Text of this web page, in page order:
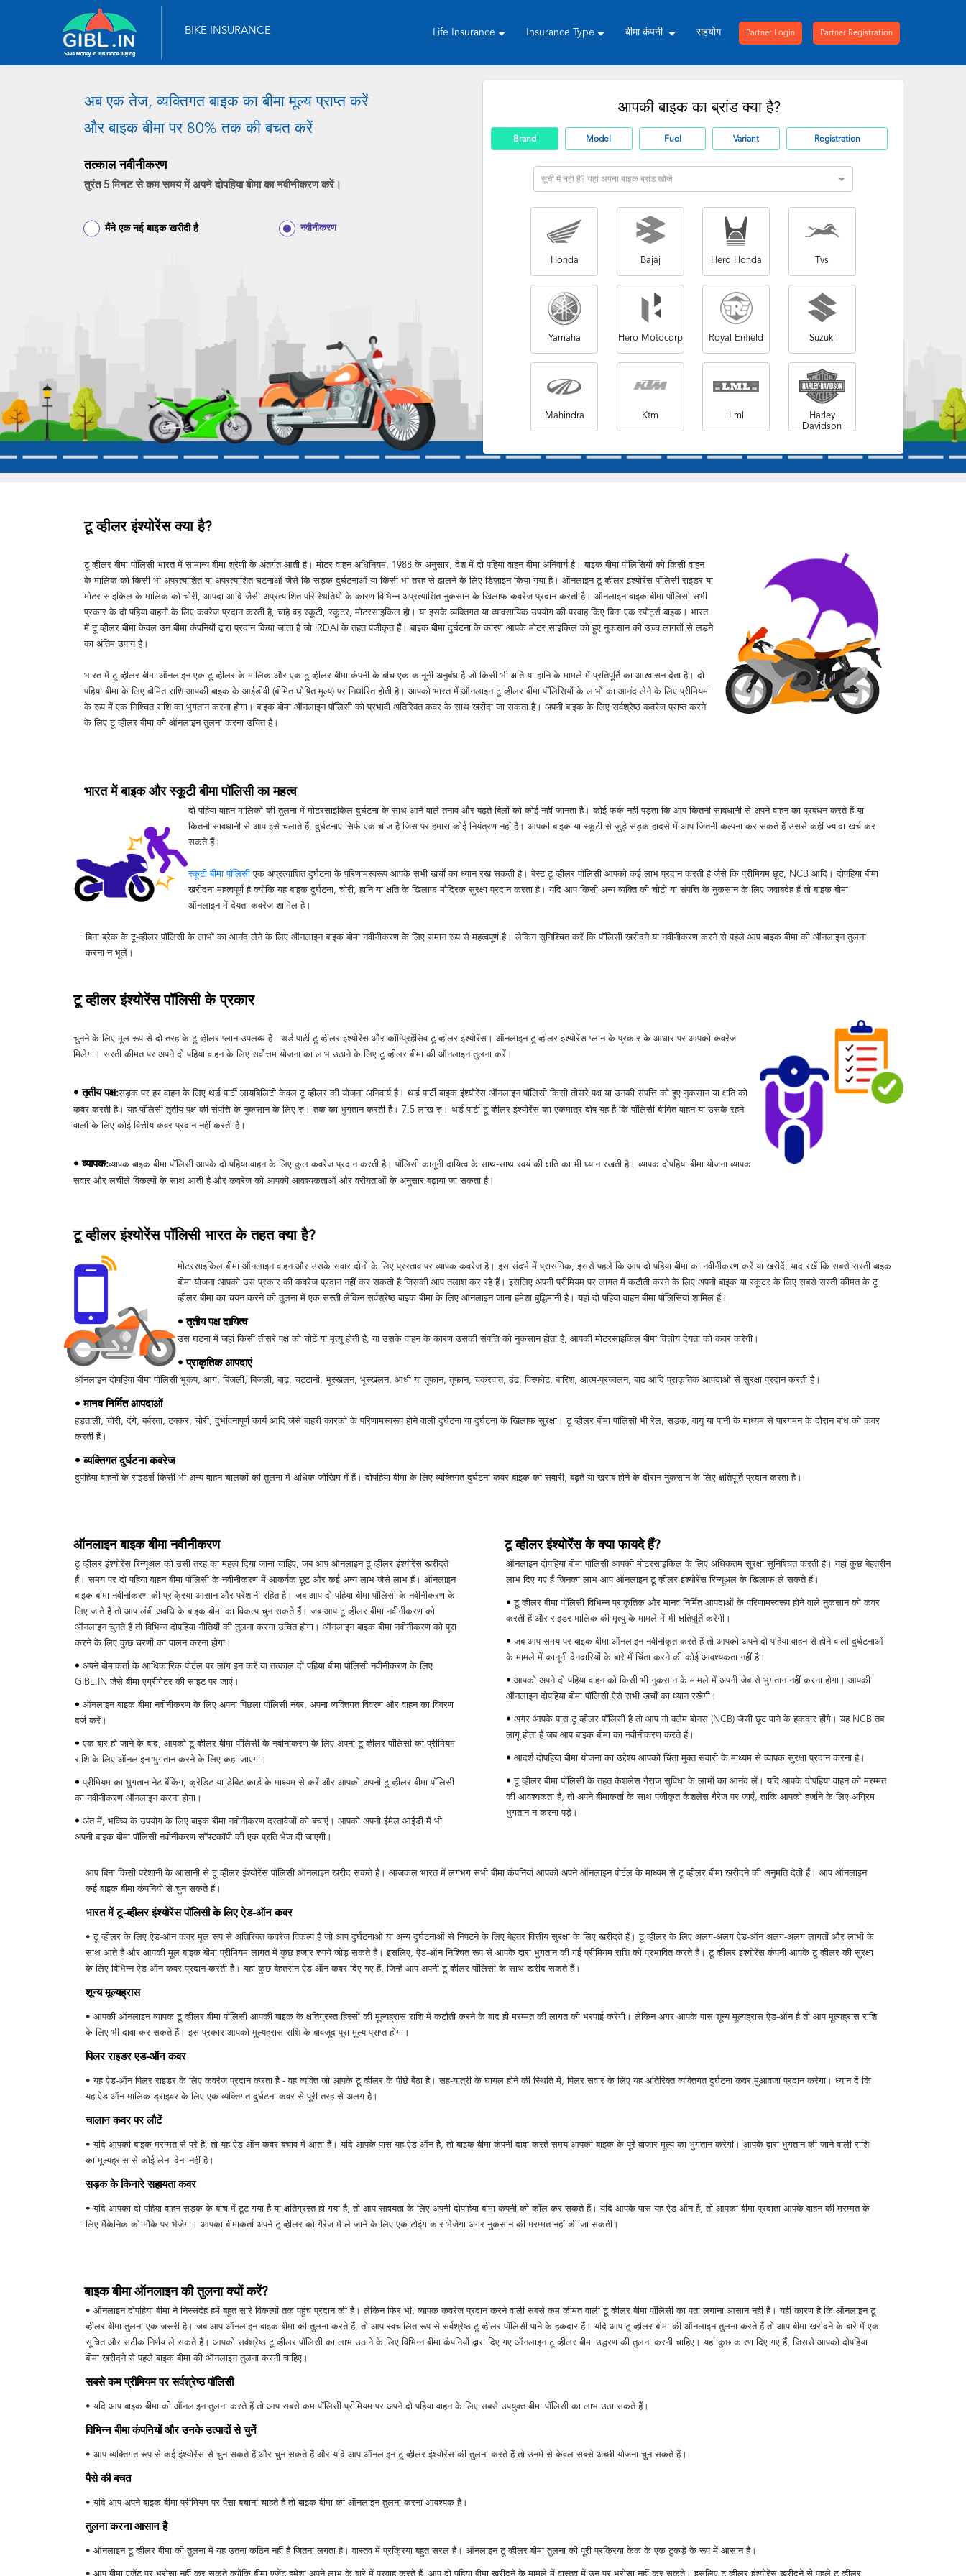
BIKE INSURANCE Life Insurance Insurance Type बीमा कंपनी सहयोग Partner Login Partner Registration
X
अब एक तेज, व्यक्तिगत बाइक का बीमा मूल्य प्राप्त करें
और बाइक बीमा पर 80% तक की बचत करें
तत्काल नवीनीकरण
तुरंत 5 मिनट से कम समय में अपने दोपहिया बीमा का नवीनीकरण करें।
मैंने एक नई बाइक खरीदी है नवीनीकरण
आपकी बाइक का ब्रांड क्या है?
Brand Model Fuel Variant Registration
सूची में नहीं है? यहां अपना बाइक ब्रांड खोजें
Honda Bajaj Hero Honda Tvs
Yamaha Hero Motocorp Royal Enfield Suzuki
Mahindra Ktm Lml
Harley
Davidson
टू व्हीलर इंश्योरेंस क्या है?
टू व्हीलर बीमा पॉलिसी भारत में सामान्य बीमा श्रेणी के अंतर्गत आती है। मोटर वाहन अधिनियम, 1988 के अनुसार, देश में दो पहिया वाहन बीमा अनिवार्य है। बाइक बीमा पॉलिसियों को किसी वाहन
के मालिक को किसी भी अप्रत्याशित या अप्रत्याशित घटनाओं जैसे कि सड़क दुर्घटनाओं या किसी भी तरह से ढालने के लिए डिज़ाइन किया गया है। ऑनलाइन टू व्हीलर इंश्योरेंस पॉलिसी राइडर या
मोटर साइकिल के मालिक को चोरी, आपदा आदि जैसी अप्रत्याशित परिस्थितियों के कारण विभिन्न अप्रत्याशित नुकसान के खिलाफ कवरेज प्रदान करती है। ऑनलाइन बाइक बीमा पॉलिसी सभी
प्रकार के दो पहिया वाहनों के लिए कवरेज प्रदान करती है, चाहे वह स्कूटी, स्कूटर, मोटरसाइकिल हो। या इसके व्यक्तिगत या व्यावसायिक उपयोग की परवाह किए बिना एक स्पोर्ट्स बाइक। भारत
में टू व्हीलर बीमा केवल उन बीमा कंपनियों द्वारा प्रदान किया जाता है जो IRDAI के तहत पंजीकृत हैं। बाइक बीमा दुर्घटना के कारण आपके मोटर साइकिल को हुए नुकसान की उच्च लागतों से लड़ने
का अंतिम उपाय है।
भारत में टू व्हीलर बीमा ऑनलाइन एक टू व्हीलर के मालिक और एक टू व्हीलर बीमा कंपनी के बीच एक कानूनी अनुबंध है जो किसी भी क्षति या हानि के मामले में प्रतिपूर्ति का आश्वासन देता है। दो
पहिया बीमा के लिए बीमित राशि आपकी बाइक के आईडीवी (बीमित घोषित मूल्य) पर निर्धारित होती है। आपको भारत में ऑनलाइन टू व्हीलर बीमा पॉलिसियों के लाभों का आनंद लेने के लिए प्रीमियम
के रूप में एक निश्चित राशि का भुगतान करना होगा। बाइक बीमा ऑनलाइन पॉलिसी को प्रभावी अतिरिक्त कवर के साथ खरीदा जा सकता है। अपनी बाइक के लिए सर्वश्रेष्ठ कवरेज प्राप्त करने
के लिए टू व्हीलर बीमा की ऑनलाइन तुलना करना उचित है।
भारत में बाइक और स्कूटी बीमा पॉलिसी का महत्व
दो पहिया वाहन मालिकों की तुलना में मोटरसाइकिल दुर्घटना के साथ आने वाले तनाव और बढ़ते बिलों को कोई नहीं जानता है। कोई फर्क नहीं पड़ता कि आप कितनी सावधानी से अपने वाहन का प्रबंधन करते हैं या
कितनी सावधानी से आप इसे चलाते हैं, दुर्घटनाएं सिर्फ एक चीज है जिस पर हमारा कोई नियंत्रण नहीं है। आपकी बाइक या स्कूटी से जुड़े सड़क हादसे में आप जितनी कल्पना कर सकते हैं उससे कहीं ज्यादा खर्च कर
सकते हैं।
स्कूटी बीमा पॉलिसीएक अप्रत्याशित दुर्घटना के परिणामस्वरूप आपके सभी खर्चों का ध्यान रख सकती है। बेस्ट टू व्हीलर पॉलिसी आपको कई लाभ प्रदान करती है जैसे कि प्रीमियम छूट, NCB आदि। दोपहिया बीमा
खरीदना महत्वपूर्ण है क्योंकि यह बाइक दुर्घटना, चोरी, हानि या क्षति के खिलाफ मौद्रिक सुरक्षा प्रदान करता है। यदि आप किसी अन्य व्यक्ति की चोटों या संपत्ति के नुकसान के लिए जवाबदेह हैं तो बाइक बीमा
ऑनलाइन में देयता कवरेज शामिल है।
बिना ब्रेक के टू-व्हीलर पॉलिसी के लाभों का आनंद लेने के लिए ऑनलाइन बाइक बीमा नवीनीकरण के लिए समान रूप से महत्वपूर्ण है। लेकिन सुनिश्चित करें कि पॉलिसी खरीदने या नवीनीकरण करने से पहले आप बाइक बीमा की ऑनलाइन तुलना
करना न भूलें।
टू व्हीलर इंश्योरेंस पॉलिसी के प्रकार
चुनने के लिए मूल रूप से दो तरह के टू व्हीलर प्लान उपलब्ध हैं - थर्ड पार्टी टू व्हीलर इंश्योरेंस और कॉम्प्रिहेंसिव टू व्हीलर इंश्योरेंस। ऑनलाइन टू व्हीलर इंश्योरेंस प्लान के प्रकार के आधार पर आपको कवरेज
मिलेगा। सस्ती कीमत पर अपने दो पहिया वाहन के लिए सर्वोत्तम योजना का लाभ उठाने के लिए टू व्हीलर बीमा की ऑनलाइन तुलना करें।
• तृतीय पक्ष:सड़क पर हर वाहन के लिए थर्ड पार्टी लायबिलिटी केवल टू व्हीलर की योजना अनिवार्य है। थर्ड पार्टी बाइक इंश्योरेंस ऑनलाइन पॉलिसी किसी तीसरे पक्ष या उनकी संपत्ति को हुए नुकसान या क्षति को
कवर करती है। यह पॉलिसी तृतीय पक्ष की संपत्ति के नुकसान के लिए रु। तक का भुगतान करती है। 7.5 लाख रु। थर्ड पार्टी टू व्हीलर इंश्योरेंस का एकमात्र दोष यह है कि पॉलिसी बीमित वाहन या उसके रहने
वालों के लिए कोई वित्तीय कवर प्रदान नहीं करती है।
• व्यापक:व्यापक बाइक बीमा पॉलिसी आपके दो पहिया वाहन के लिए कुल कवरेज प्रदान करती है। पॉलिसी कानूनी दायित्व के साथ-साथ स्वयं की क्षति का भी ध्यान रखती है। व्यापक दोपहिया बीमा योजना व्यापक
सवार और लचीले विकल्पों के साथ आती है और कवरेज को आपकी आवश्यकताओं और वरीयताओं के अनुसार बढ़ाया जा सकता है।
टू व्हीलर इंश्योरेंस पॉलिसी भारत के तहत क्या है?
मोटरसाइकिल बीमा ऑनलाइन वाहन और उसके सवार दोनों के लिए प्रस्ताव पर व्यापक कवरेज है। इस संदर्भ में प्रासंगिक, इससे पहले कि आप दो पहिया बीमा का नवीनीकरण करें या खरीदें, याद रखें कि सबसे सस्ती बाइक
बीमा योजना आपको उस प्रकार की कवरेज प्रदान नहीं कर सकती है जिसकी आप तलाश कर रहे हैं। इसलिए अपनी प्रीमियम पर लागत में कटौती करने के लिए अपनी बाइक या स्कूटर के लिए सबसे सस्ती कीमत के टू
व्हीलर बीमा का चयन करने की तुलना में एक सस्ती लेकिन सर्वश्रेष्ठ बाइक बीमा के लिए ऑनलाइन जाना हमेशा बुद्धिमानी है। यहां दो पहिया वाहन बीमा पॉलिसियां ​​शामिल हैं।
• तृतीय पक्ष दायित्व
उस घटना में जहां किसी तीसरे पक्ष को चोटें या मृत्यु होती है, या उसके वाहन के कारण उसकी संपत्ति को नुकसान होता है, आपकी मोटरसाइकिल बीमा वित्तीय देयता को कवर करेगी।
• प्राकृतिक आपदाएं
ऑनलाइन दोपहिया बीमा पॉलिसी भूकंप, आग, बिजली, बिजली, बाढ़, चट्टानों, भूस्खलन, भूस्खलन, आंधी या तूफान, तूफान, चक्रवात, ठंढ, विस्फोट, बारिश, आत्म-प्रज्वलन, बाढ़ आदि प्राकृतिक आपदाओं से सुरक्षा प्रदान करती हैं।
• मानव निर्मित आपदाओं
हड़ताली, चोरी, दंगे, बर्बरता, टक्कर, चोरी, दुर्भावनापूर्ण कार्य आदि जैसे बाहरी कारकों के परिणामस्वरूप होने वाली दुर्घटना या दुर्घटना के खिलाफ सुरक्षा। टू व्हीलर बीमा पॉलिसी भी रेल, सड़क, वायु या पानी के माध्यम से पारगमन के दौरान बांध को कवर
करती हैं।
• व्यक्तिगत दुर्घटना कवरेज
दुपहिया वाहनों के राइडर्स किसी भी अन्य वाहन चालकों की तुलना में अधिक जोखिम में हैं। दोपहिया बीमा के लिए व्यक्तिगत दुर्घटना कवर बाइक की सवारी, बढ़ते या खराब होने के दौरान नुकसान के लिए क्षतिपूर्ति प्रदान करता है।
ऑनलाइन बाइक बीमा नवीनीकरण
टू व्हीलर इंश्योरेंस रिन्यूअल को उसी तरह का महत्व दिया जाना चाहिए, जब आप ऑनलाइन टू व्हीलर इंश्योरेंस खरीदते
हैं। समय पर दो पहिया वाहन बीमा पॉलिसी के नवीनीकरण में आकर्षक छूट और कई अन्य लाभ जैसे लाभ हैं। ऑनलाइन
बाइक बीमा नवीनीकरण की प्रक्रिया आसान और परेशानी रहित है। जब आप दो पहिया बीमा पॉलिसी के नवीनीकरण के
लिए जाते हैं तो आप लंबी अवधि के बाइक बीमा का विकल्प चुन सकते हैं। जब आप टू व्हीलर बीमा नवीनीकरण को
ऑनलाइन चुनते हैं तो विभिन्न दोपहिया नीतियों की तुलना करना उचित होगा। ऑनलाइन बाइक बीमा नवीनीकरण को पूरा
करने के लिए कुछ चरणों का पालन करना होगा।
• अपने बीमाकर्ता के आधिकारिक पोर्टल पर लॉग इन करें या तत्काल दो पहिया बीमा पॉलिसी नवीनीकरण के लिए
GIBL.IN जैसे बीमा एग्रीगेटर की साइट पर जाएं।
• ऑनलाइन बाइक बीमा नवीनीकरण के लिए अपना पिछला पॉलिसी नंबर, अपना व्यक्तिगत विवरण और वाहन का विवरण
दर्ज करें।
•एक बार हो जाने के बाद, आपको टू व्हीलर बीमा पॉलिसी के नवीनीकरण के लिए अपनी टू व्हीलर पॉलिसी की प्रीमियम
राशि के लिए ऑनलाइन भुगतान करने के लिए कहा जाएगा।
•प्रीमियम का भुगतान नेट बैंकिंग, क्रेडिट या डेबिट कार्ड के माध्यम से करें और आपको अपनी टू व्हीलर बीमा पॉलिसी
का नवीनीकरण ऑनलाइन करना होगा।
• अंत में, भविष्य के उपयोग के लिए बाइक बीमा नवीनीकरण दस्तावेजों को बचाएं। आपको अपनी ईमेल आईडी में भी
अपनी बाइक बीमा पॉलिसी नवीनीकरण सॉफ्टकॉपी की एक प्रति भेज दी जाएगी।
टू व्हीलर इंश्योरेंस के क्या फायदे हैं?
ऑनलाइन दोपहिया बीमा पॉलिसी आपकी मोटरसाइकिल के लिए अधिकतम सुरक्षा सुनिश्चित करती है। यहां कुछ बेहतरीन
लाभ दिए गए हैं जिनका लाभ आप ऑनलाइन टू व्हीलर इंश्योरेंस रिन्यूअल के खिलाफ ले सकते हैं।
•टू व्हीलर बीमा पॉलिसी विभिन्न प्राकृतिक और मानव निर्मित आपदाओं के परिणामस्वरूप होने वाले नुकसान को कवर
करती हैं और राइडर-मालिक की मृत्यु के मामले में भी क्षतिपूर्ति करेगी।
•जब आप समय पर बाइक बीमा ऑनलाइन नवीनीकृत करते हैं तो आपको अपने दो पहिया वाहन से होने वाली दुर्घटनाओं
के मामले में कानूनी देनदारियों के बारे में चिंता करने की कोई आवश्यकता नहीं है।
• आपको अपने दो पहिया वाहन को किसी भी नुकसान के मामले में अपनी जेब से भुगतान नहीं करना होगा। आपकी
ऑनलाइन दोपहिया बीमा पॉलिसी ऐसे सभी खर्चों का ध्यान रखेगी।
• अगर आपके पास टू व्हीलर पॉलिसी है तो आप नो क्लेम बोनस (NCB) जैसी छूट पाने के हकदार होंगे। यह NCB तब
लागू होता है जब आप बाइक बीमा का नवीनीकरण करते हैं।
• आदर्श दोपहिया बीमा योजना का उद्देश्य आपको चिंता मुक्त सवारी के माध्यम से व्यापक सुरक्षा प्रदान करना है।
•टू व्हीलर बीमा पॉलिसी के तहत कैशलेस गैराज सुविधा के लाभों का आनंद लें। यदि आपके दोपहिया वाहन को मरम्मत
की आवश्यकता है, तो अपने बीमाकर्ता के साथ पंजीकृत कैशलेस गैरेज पर जाएँ, ताकि आपको हर्जाने के लिए अग्रिम
भुगतान न करना पड़े।
आप बिना किसी परेशानी के आसानी से टू व्हीलर इंश्योरेंस पॉलिसी ऑनलाइन खरीद सकते हैं। आजकल भारत में लगभग सभी बीमा कंपनियां आपको अपने ऑनलाइन पोर्टल के माध्यम से टू व्हीलर बीमा खरीदने की अनुमति देती हैं। आप ऑनलाइन
कई बाइक बीमा कंपनियों से चुन सकते हैं।
भारत में टू-व्हीलर इंश्योरेंस पॉलिसी के लिए ऐड-ऑन कवर
• टू व्हीलर के लिए ऐड-ऑन कवर मूल रूप से अतिरिक्त कवरेज विकल्प हैं जो आप दुर्घटनाओं या अन्य दुर्घटनाओं से निपटने के लिए बेहतर वित्तीय सुरक्षा के लिए खरीदते हैं। टू व्हीलर के लिए अलग-अलग ऐड-ऑन अलग-अलग लागतों और लाभों के
साथ आते हैं और आपकी मूल बाइक बीमा प्रीमियम लागत में कुछ हजार रुपये जोड़ सकते हैं। इसलिए, ऐड-ऑन निश्चित रूप से आपके द्वारा भुगतान की गई प्रीमियम राशि को प्रभावित करते हैं। टू व्हीलर इंश्योरेंस कंपनी आपके टू व्हीलर की सुरक्षा
के लिए विभिन्न ऐड-ऑन कवर प्रदान करती है। यहां कुछ बेहतरीन ऐड-ऑन कवर दिए गए हैं, जिन्हें आप अपनी टू व्हीलर पॉलिसी के साथ खरीद सकते हैं।
शून्य मूल्यह्रास
• आपकी ऑनलाइन व्यापक टू व्हीलर बीमा पॉलिसी आपकी बाइक के क्षतिग्रस्त हिस्सों की मूल्यह्रास राशि में कटौती करने के बाद ही मरम्मत की लागत की भरपाई करेगी। लेकिन अगर आपके पास शून्य मूल्यह्रास ऐड-ऑन है तो आप मूल्यह्रास राशि
के लिए भी दावा कर सकते हैं। इस प्रकार आपको मूल्यह्रास राशि के बावजूद पूरा मूल्य प्राप्त होगा।
पिलर राइडर एड-ऑन कवर
• यह ऐड-ऑन पिलर राइडर के लिए कवरेज प्रदान करता है - वह व्यक्ति जो आपके टू व्हीलर के पीछे बैठा है। सह-यात्री के घायल होने की स्थिति में, पिलर सवार के लिए यह अतिरिक्त व्यक्तिगत दुर्घटना कवर मुआवजा प्रदान करेगा। ध्यान दें कि
यह ऐड-ऑन मालिक-ड्राइवर के लिए एक व्यक्तिगत दुर्घटना कवर से पूरी तरह से अलग है।
चालान कवर पर लौटें
• यदि आपकी बाइक मरम्मत से परे है, तो यह ऐड-ऑन कवर बचाव में आता है। यदि आपके पास यह ऐड-ऑन है, तो बाइक बीमा कंपनी दावा करते समय आपकी बाइक के पूरे बाजार मूल्य का भुगतान करेगी। आपके द्वारा भुगतान की जाने वाली राशि
का मूल्यह्रास से कोई लेना-देना नहीं है।
सड़क के किनारे सहायता कवर
• यदि आपका दो पहिया वाहन सड़क के बीच में टूट गया है या क्षतिग्रस्त हो गया है, तो आप सहायता के लिए अपनी दोपहिया बीमा कंपनी को कॉल कर सकते हैं। यदि आपके पास यह ऐड-ऑन है, तो आपका बीमा प्रदाता आपके वाहन की मरम्मत के
लिए मैकेनिक को मौके पर भेजेगा। आपका बीमाकर्ता अपने टू व्हीलर को गैरेज में ले जाने के लिए एक टोइंग कार भेजेगा अगर नुकसान की मरम्मत नहीं की जा सकती।
बाइक बीमा ऑनलाइन की तुलना क्यों करें?
• ऑनलाइन दोपहिया बीमा ने निस्संदेह हमें बहुत सारे विकल्पों तक पहुंच प्रदान की है। लेकिन फिर भी, व्यापक कवरेज प्रदान करने वाली सबसे कम कीमत वाली टू व्हीलर बीमा पॉलिसी का पता लगाना आसान नहीं है। यही कारण है कि ऑनलाइन टू
व्हीलर बीमा तुलना एक जरूरी है। जब आप ऑनलाइन बाइक बीमा की तुलना करते हैं, तो आप स्वचालित रूप से सर्वश्रेष्ठ टू व्हीलर पॉलिसी पाने के हकदार हैं। यदि आप टू व्हीलर बीमा की ऑनलाइन तुलना करते हैं तो आप बीमा खरीदने के बारे में एक
सूचित और सटीक निर्णय ले सकते हैं। आपको सर्वश्रेष्ठ टू व्हीलर पॉलिसी का लाभ उठाने के लिए विभिन्न बीमा कंपनियों द्वारा दिए गए ऑनलाइन टू व्हीलर बीमा उद्धरण की तुलना करनी चाहिए। यहां कुछ कारण दिए गए हैं, जिससे आपको दोपहिया
बीमा खरीदने से पहले बाइक बीमा की ऑनलाइन तुलना करनी चाहिए।
सबसे कम प्रीमियम पर सर्वश्रेष्ठ पॉलिसी
• यदि आप बाइक बीमा की ऑनलाइन तुलना करते हैं तो आप सबसे कम पॉलिसी प्रीमियम पर अपने दो पहिया वाहन के लिए सबसे उपयुक्त बीमा पॉलिसी का लाभ उठा सकते हैं।
विभिन्न बीमा कंपनियों और उनके उत्पादों से चुनें
• आप व्यक्तिगत रूप से कई इंश्योरेंस से चुन सकते हैं और चुन सकते हैं और यदि आप ऑनलाइन टू व्हीलर इंश्योरेंस की तुलना करते हैं तो उनमें से केवल सबसे अच्छी योजना चुन सकते हैं।
पैसे की बचत
• यदि आप अपने बाइक बीमा प्रीमियम पर पैसा बचाना चाहते हैं तो बाइक बीमा की ऑनलाइन तुलना करना आवश्यक है।
तुलना करना आसान है
• ऑनलाइन टू व्हीलर बीमा की तुलना में यह उतना कठिन नहीं है जितना लगता है। वास्तव में प्रक्रिया बहुत सरल है। ऑनलाइन टू व्हीलर बीमा तुलना की पूरी प्रक्रिया केक के एक टुकड़े के रूप में आसान है।